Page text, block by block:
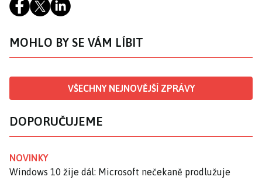
MOHLO BY SE VÁM LÍBIT
VŠECHNY NEJNOVĚJŠÍ ZPRÁVY
DOPORUČUJEME
NOVINKY
Windows 10 žije dál: Microsoft nečekaně prodlužuje